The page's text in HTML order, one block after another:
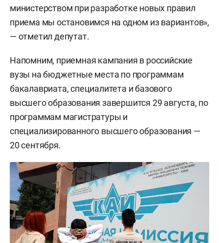
министерством при разработке новых правил
приема мы остановимся на одном из вариантов»,
— отметил депутат.
Напомним, приемная кампания в российские
вузы на бюджетные места по программам
бакалавриата, специалитета и базового
высшего образования завершится 29 августа, по
программам магистратуры и
специализированного высшего образования —
20 сентября.